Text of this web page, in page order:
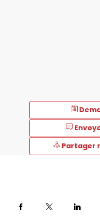
Partager
entreprise
familiale